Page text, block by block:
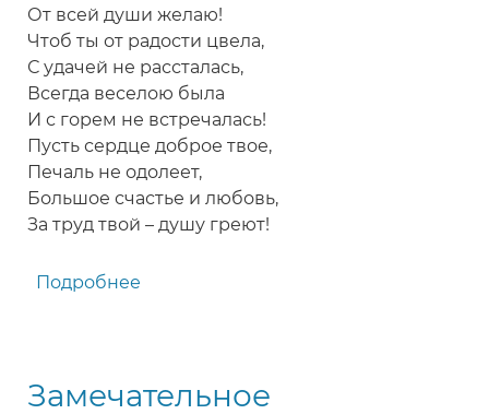
От всей души желаю!
Чтоб ты от радости цвела,
С удачей не рассталась,
Всегда веселою была
И с горем не встречалась!
Пусть сердце доброе твое,
Печаль не одолеет,
Большое счастье и любовь,
За труд твой – душу греют!
Подробнее
Днем
Замечательное